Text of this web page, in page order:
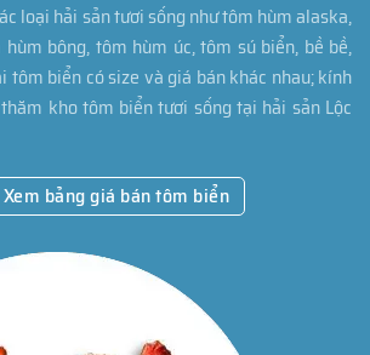
loại hải sản tươi sống như tôm hùm alaska,
bông, tôm hùm úc, tôm sú biển, bề bề,
tôm biển có size và giá bán khác nhau; kính
kho tôm biển tươi sống tại hải sản Lộc
Xem bảng giá bán tôm biển